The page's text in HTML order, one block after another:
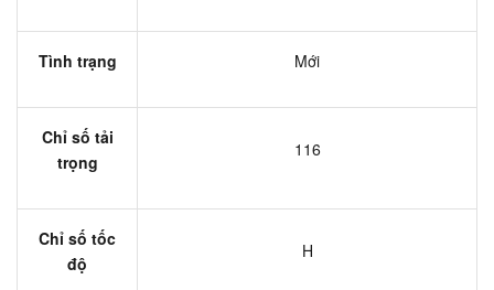
Tình trạng Mới
Chỉ số tải
trọng
116
Chỉ số tốc
độ
H